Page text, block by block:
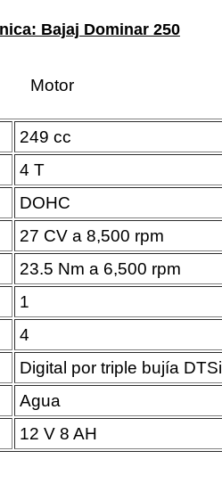
Bajaj Dominar 250
Motor
249 cc
4 T
DOHC
27 CV a 8,500 rpm
23.5 Nm a 6,500 rpm
1
4
Digital por triple bujía DTSi
Agua
12 V 8 AH